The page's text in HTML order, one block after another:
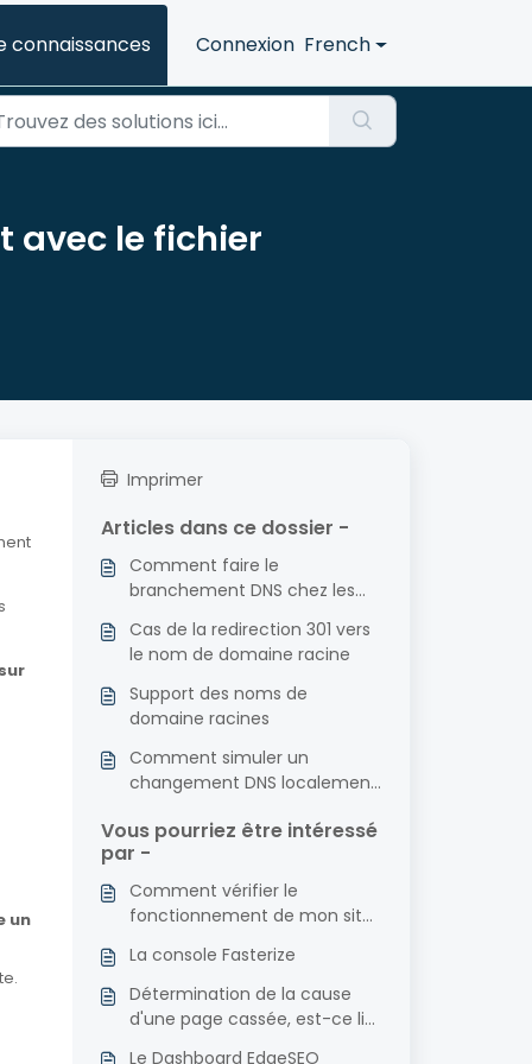
connaissances Connexion French
avec le fichier
un
Imprimer
Articles dans ce dossier -
Comment faire le
branchement DNS chez les
Cas de la redirection 301 vers
le nom de domaine racine
Support des noms de
domaine racines
Comment simuler un
changement DNS localement
Vous pourriez être intéressé
par -
Comment vérifier le
fonctionnement de mon site
Fasterize) ?
La console Fasterize
Détermination de la cause
d'une page cassée, est-ce lié
Le Dashboard EdgeSEO